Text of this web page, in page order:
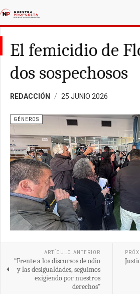
El femicidio de
dos sospechosos
REDACCIÓN 25 JUNIO 2026
GÉNEROS
ARTÍCULO ANTERIOR
“Frente a los discursos de odio
y las desigualdades, seguimos
exigiendo por nuestros
derechos”